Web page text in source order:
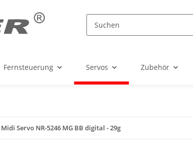
Fernsteuerung Servos Zubehör
Servo NR-5246 MG BB digital - 29g